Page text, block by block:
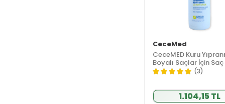
CeceMed
CeceMED Kuru
Boyalı Saçlar İçin Saç
300 ml
(3)
1.104,15 TL